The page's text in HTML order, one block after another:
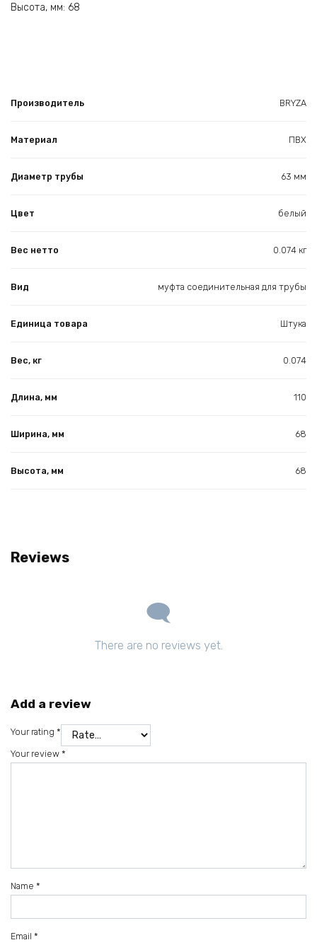
Высота, мм: 68
Производитель BRYZA
Материал ПВХ
Диаметр трубы 63 мм
Цвет белый
Вес нетто 0.074 кг
Вид муфта соединительная для трубы
Единица товара Штука
Вес, кг 0.074
Длина, мм 110
Ширина, мм 68
Высота, мм 68
Reviews
There are no reviews yet.
Add a review
Your rating *
Your review *
Name *
Email *